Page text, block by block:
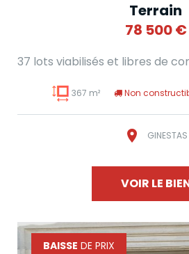
Terrain
78 500€
37 lots viabilisés et libres de
367 m² Non
GINESTAS
VOIR LE
BAISSE DE PRIX